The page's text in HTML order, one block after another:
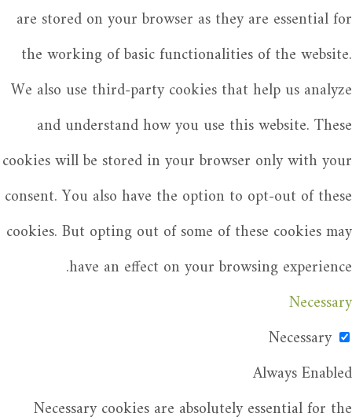
are stored on your browser as they are essential for
the working of basic functionalities of the website.
We also use third-party cookies that help us analyze
and understand how you use this website. These
cookies will be stored in your browser only with your
consent. You also have the option to opt-out of these
cookies. But opting out of some of these cookies may
have an effect on your browsing experience.
Necessary
Necessary
Always Enabled
Necessary cookies are absolutely essential for the